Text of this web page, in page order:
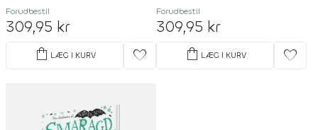
Forudbestil
309,95 kr
shopping_bag LÆG I KURV favorite
Forudbestil
309,95 kr
shopping_bag LÆG I KURV favorite